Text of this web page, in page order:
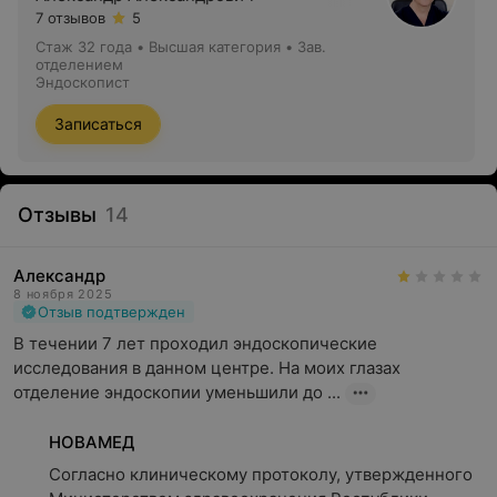
При каких заболеваниях используется
При заболеваниях пищевода, желудка,
также для профилактического выявления скрыто
протекающих заболеваний, в том числе опухолей.
Какие процедуры используются, как к ним
готовиться?
обследование пищевода, желудка,
двенадцатиперстной кишки.
— Проводится натощак.
7 отзывов
5
Стаж 32 года • Высшая категория • Зав.
отделением
Эндоскопист
Записаться
Отзывы 14
Александр
8 ноября 2025
Отзыв подтвержден
В течении 7 лет проходил эндоскопические
исследования в данном центре. На моих глазах
отделение эндоскопии уменьшили до ...
НОВАМЕД
Согласно клиническому протоколу, утвержденного